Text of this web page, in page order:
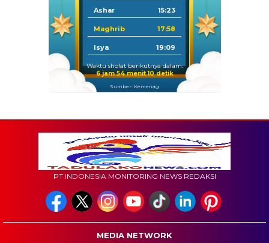
Ashar 15:23
Maghrib 17:58
Isya 19:09
Waktu sholat berikutnya dalam:
6 jam 54 menit 9 detik
Sumber: Kemenag
PT INDONESIA MONITORING NEWS REDAKSI
MEDIA NETWORK